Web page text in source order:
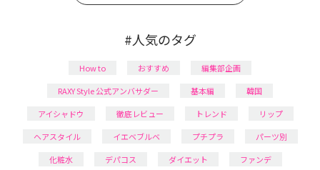
#人気のタグ
How to おすすめ
編集部企画
RAXY Style 公式アンバサダー
基本編
韓国
アイシャドウ
徹底レビュー トレンド
リップ
ヘアスタイル
イエベブルベ プチプラ
パーツ別
化粧水
デパコス ダイエット
ファンデ